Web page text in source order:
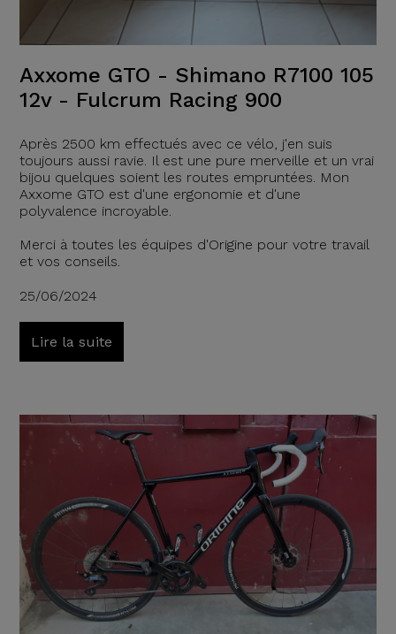
Axxome GTO - Shimano R7100 105
12v - Fulcrum Racing 900
Après 2500 km effectués avec ce vélo, j'en suis
toujours aussi ravie. Il est une pure merveille et un vrai
bijou quelques soient les routes empruntées. Mon
Axxome GTO est d'une ergonomie et d'une
polyvalence incroyable.
Merci à toutes les équipes d'Origine pour votre travail
et vos conseils.
25/06/2024
Lire la suite